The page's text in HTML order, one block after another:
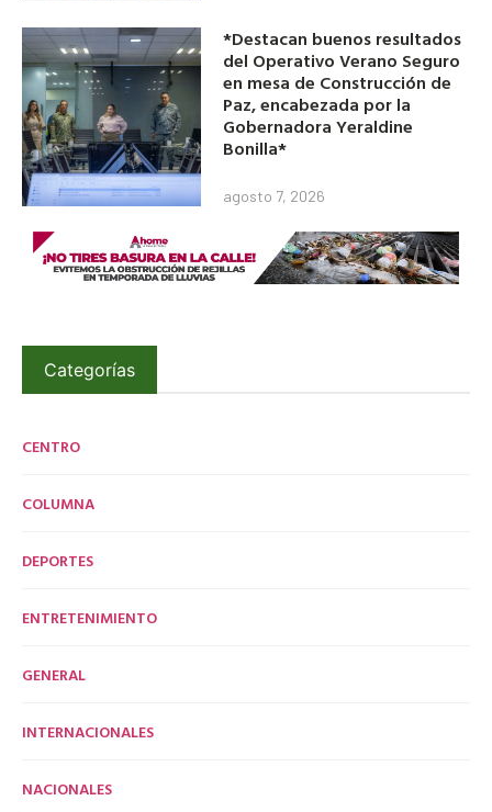
*Destacan buenos resultados
del Operativo Verano Seguro
en mesa de Construcción de
Paz, encabezada por la
Gobernadora Yeraldine
Bonilla*
agosto 7, 2026
Categorías
CENTRO
COLUMNA
DEPORTES
ENTRETENIMIENTO
GENERAL
INTERNACIONALES
NACIONALES